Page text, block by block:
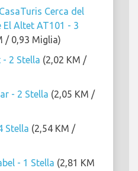
Cerca del
Altet AT101 - 3
/ 0,93 Miglia)
2 Stella (2,02 KM /
- 2 Stella (2,05 KM /
Stella (2,54 KM /
- 1 Stella (2,81 KM